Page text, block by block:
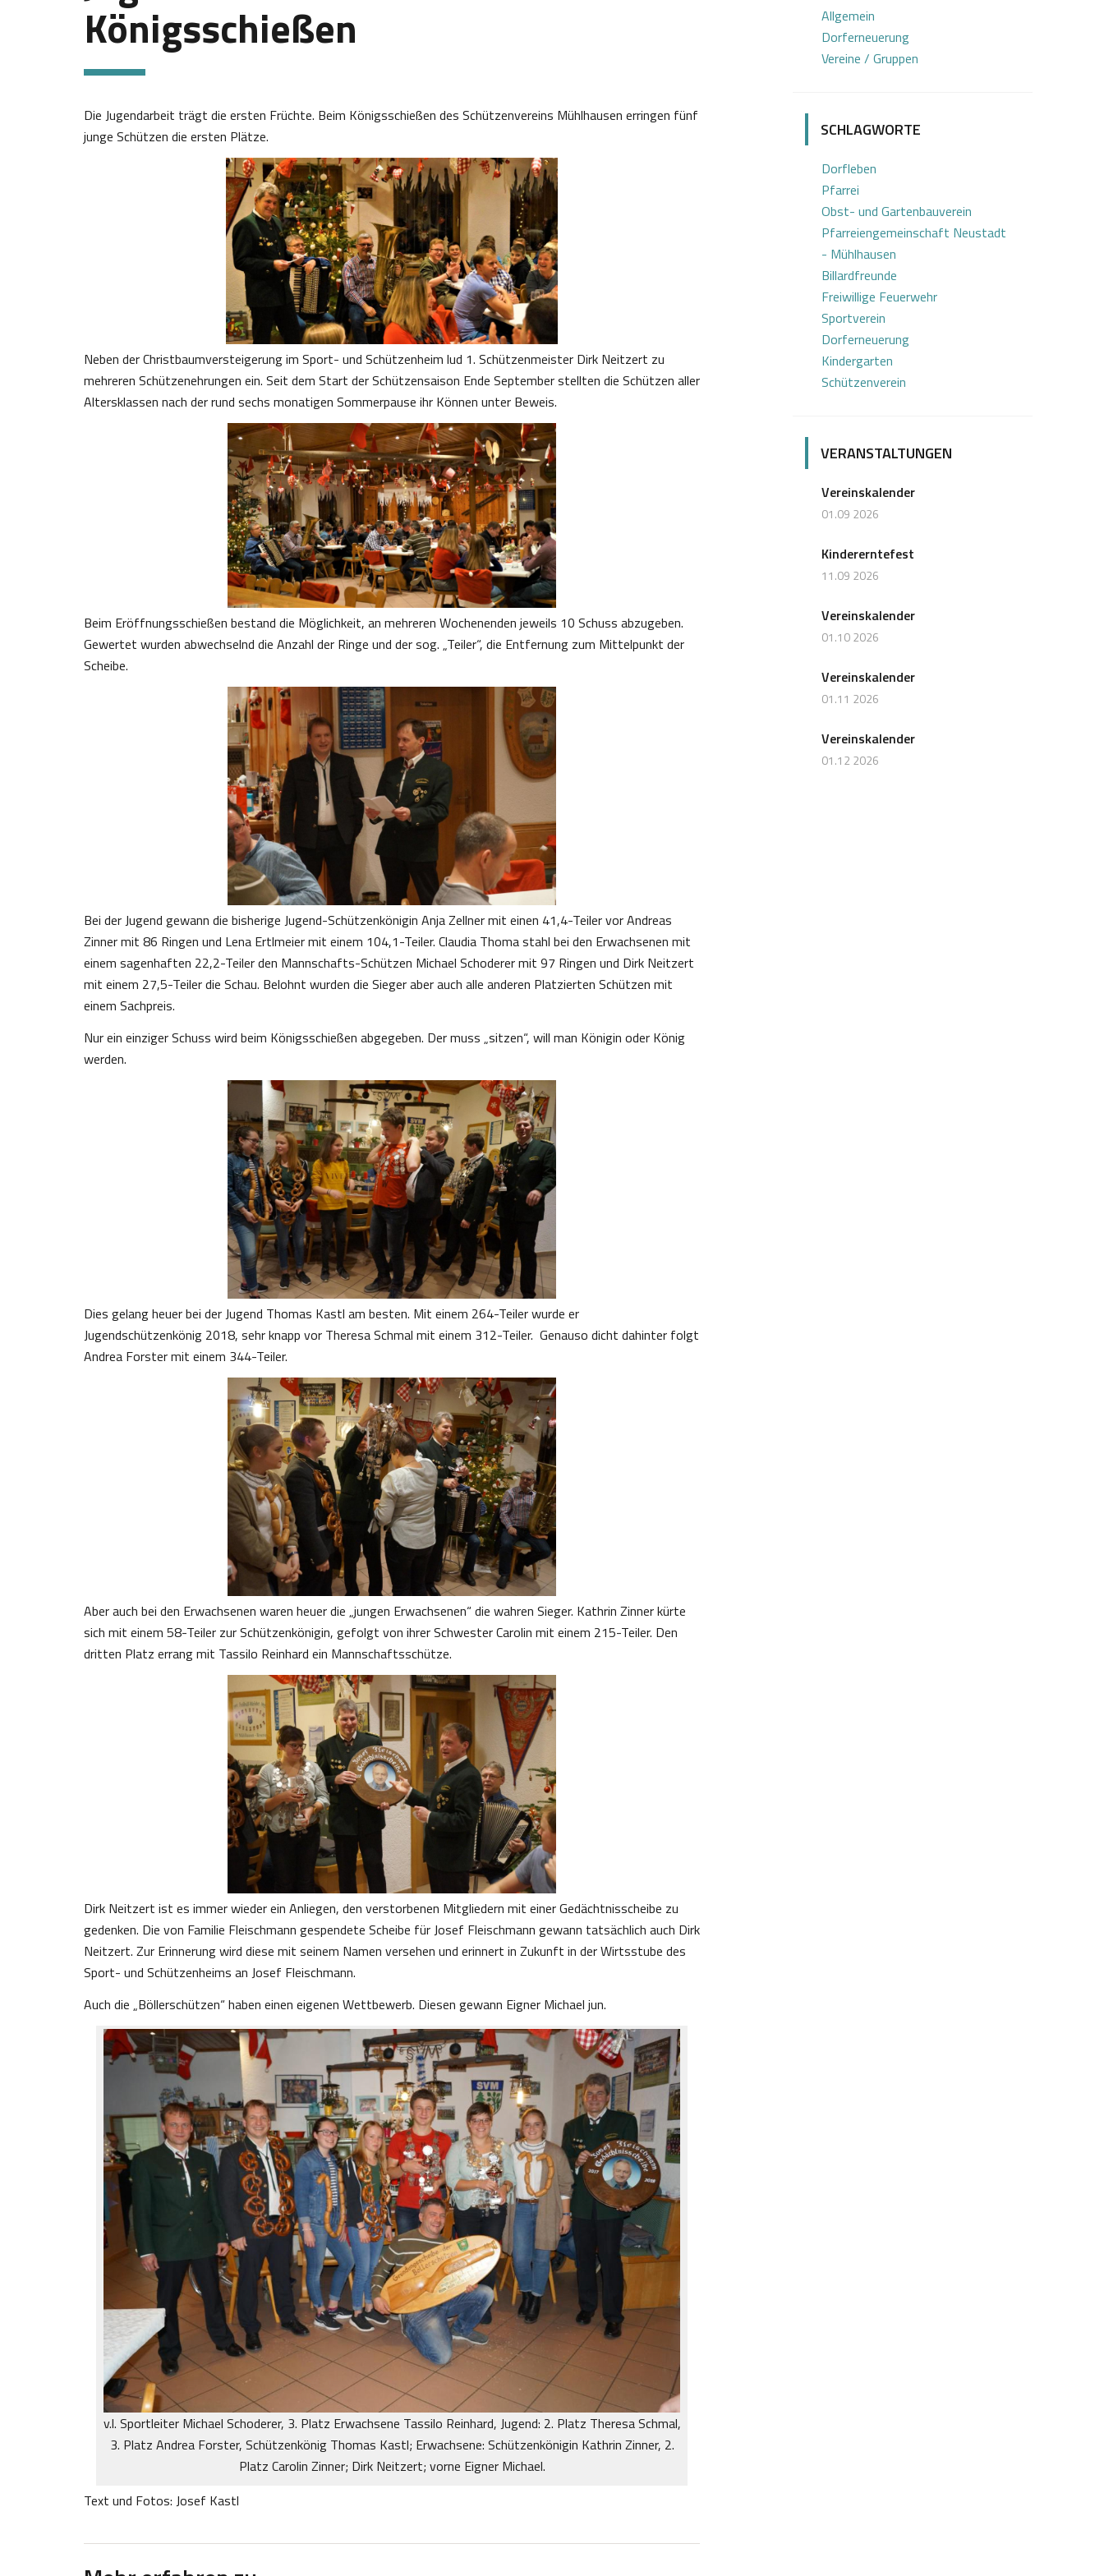
Königsschießen
Die Jugendarbeit trägt die ersten Früchte. Beim Königsschießen des Schützenvereins Mühlhausen erringen fünf
junge Schützen die ersten Plätze.
Neben der Christbaumversteigerung im Sport- und Schützenheim lud 1. Schützenmeister Dirk Neitzert zu
mehreren Schützenehrungen ein. Seit dem Start der Schützensaison Ende September stellten die Schützen aller
Altersklassen nach der rund sechs monatigen Sommerpause ihr Können unter Beweis.
Beim Eröffnungsschießen bestand die Möglichkeit, an mehreren Wochenenden jeweils 10 Schuss abzugeben.
Gewertet wurden abwechselnd die Anzahl der Ringe und der sog. „Teiler“, die Entfernung zum Mittelpunkt der
Scheibe.
Bei der Jugend gewann die bisherige Jugend-Schützenkönigin Anja Zellner mit einen 41,4-Teiler vor Andreas
Zinner mit 86 Ringen und Lena Ertlmeier mit einem 104,1-Teiler. Claudia Thoma stahl bei den Erwachsenen mit
einem sagenhaften 22,2-Teiler den Mannschafts-Schützen Michael Schoderer mit 97 Ringen und Dirk Neitzert
mit einem 27,5-Teiler die Schau. Belohnt wurden die Sieger aber auch alle anderen Platzierten Schützen mit
einem Sachpreis.
Nur ein einziger Schuss wird beim Königsschießen abgegeben. Der muss „sitzen“, will man Königin oder König
werden.
Dies gelang heuer bei der Jugend Thomas Kastl am besten. Mit einem 264-Teiler wurde er
Jugendschützenkönig 2018, sehr knapp vor Theresa Schmal mit einem 312-Teiler. Genauso dicht dahinter folgt
Andrea Forster mit einem 344-Teiler.
Aber auch bei den Erwachsenen waren heuer die „jungen Erwachsenen“ die wahren Sieger. Kathrin Zinner kürte
sich mit einem 58-Teiler zur Schützenkönigin, gefolgt von ihrer Schwester Carolin mit einem 215-Teiler. Den
dritten Platz errang mit Tassilo Reinhard ein Mannschaftsschütze.
Dirk Neitzert ist es immer wieder ein Anliegen, den verstorbenen Mitgliedern mit einer Gedächtnisscheibe zu
gedenken. Die von Familie Fleischmann gespendete Scheibe für Josef Fleischmann gewann tatsächlich auch Dirk
Neitzert. Zur Erinnerung wird diese mit seinem Namen versehen und erinnert in Zukunft in der Wirtsstube des
Sport- und Schützenheims an Josef Fleischmann.
Auch die „Böllerschützen“ haben einen eigenen Wettbewerb. Diesen gewann Eigner Michael jun.
v.l. Sportleiter Michael Schoderer, 3. Platz Erwachsene Tassilo Reinhard, Jugend: 2. Platz Theresa Schmal,
3. Platz Andrea Forster, Schützenkönig Thomas Kastl; Erwachsene: Schützenkönigin Kathrin Zinner, 2.
Platz Carolin Zinner; Dirk Neitzert; vorne Eigner Michael.
Text und Fotos: Josef Kastl
Allgemein
Dorferneuerung
Vereine / Gruppen
SCHLAGWORTE
Dorfleben
Pfarrei
Obst- und Gartenbauverein
Pfarreiengemeinschaft Neustadt
- Mühlhausen
Billardfreunde
Freiwillige Feuerwehr
Sportverein
Dorferneuerung
Kindergarten
Schützenverein
VERANSTALTUNGEN
Vereinskalender
01.09 2026
Kindererntefest
11.09 2026
Vereinskalender
01.10 2026
Vereinskalender
01.11 2026
Vereinskalender
01.12 2026